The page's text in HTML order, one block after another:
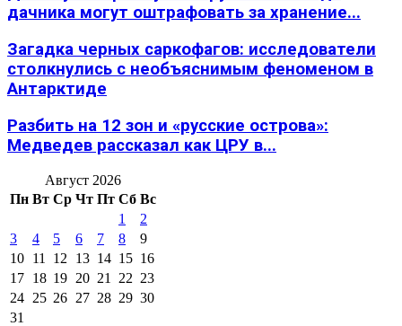
дачника могут оштрафовать за хранение...
Загадка черных саркофагов: исследователи
столкнулись с необъяснимым феноменом в
Антарктиде
Разбить на 12 зон и «русские острова»:
Медведев рассказал как ЦРУ в...
Август 2026
Пн Вт Ср Чт Пт Сб Вс
1
2
3
4 5 6 7 8
9
10 11 12 13 14 15 16
17 18 19 20 21 22 23
24 25 26 27 28 29 30
31